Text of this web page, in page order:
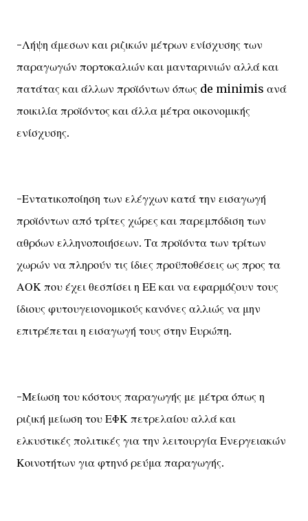
-Λήψη άμεσων και ριζικών μέτρων ενίσχυσης των
παραγωγών πορτοκαλιών και μανταρινιών αλλά και
πατάτας και άλλων προϊόντων όπως de minimis ανά
ποικιλία προϊόντος και άλλα μέτρα οικονομικής
ενίσχυσης.
-Εντατικοποίηση των ελέγχων κατά την εισαγωγή
προϊόντων από τρίτες χώρες και παρεμπόδιση των
αθρόων ελληνοποιήσεων. Τα προϊόντα των τρίτων
χωρών να πληρούν τις ίδιες προϋποθέσεις ως προς τα
ΑΟΚ που έχει θεσπίσει η ΕΕ και να εφαρμόζουν τους
ίδιους φυτουγειονομικούς κανόνες αλλιώς να μην
επιτρέπεται η εισαγωγή τους στην Ευρώπη.
-Μείωση του κόστους παραγωγής με μέτρα όπως η
ριζική μείωση του ΕΦΚ πετρελαίου αλλά και
ελκυστικές πολιτικές για την λειτουργία Ενεργειακών
Κοινοτήτων για φτηνό ρεύμα παραγωγής.